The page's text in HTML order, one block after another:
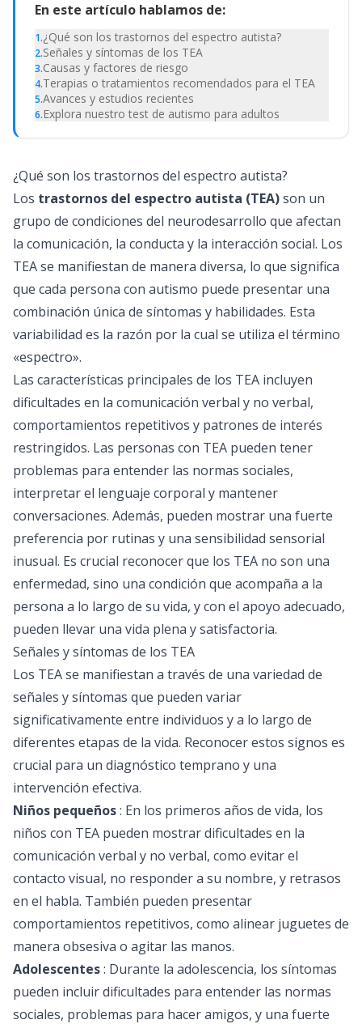
En este artículo hablamos de:
1.¿Qué son los trastornos del espectro autista?
2.Señales y síntomas de los TEA
3.Causas y factores de riesgo
4.Terapias o tratamientos recomendados para el TEA
5.Avances y estudios recientes
6.Explora nuestro test de autismo para adultos
¿Qué son los trastornos del espectro autista?
Los trastornos del espectro autista (TEA)son un
grupo de condiciones del neurodesarrollo que afectan
la comunicación, la conducta y la interacción social. Los
TEA se manifiestan de manera diversa, lo que significa
que cada persona con autismo puede presentar una
combinación única de síntomas y habilidades. Esta
variabilidad es la razón por la cual se utiliza el término
«espectro».
Las características principales de los TEA incluyen
dificultades en la comunicación verbal y no verbal,
comportamientos repetitivos y patrones de interés
restringidos. Las personas con TEA pueden tener
problemas para entender las normas sociales,
interpretar el lenguaje corporal y mantener
conversaciones. Además, pueden mostrar una fuerte
preferencia por rutinas y una sensibilidad sensorial
inusual. Es crucial reconocer que los TEA no son una
enfermedad, sino una condición que acompaña a la
persona a lo largo de su vida, y con el apoyo adecuado,
pueden llevar una vida plena y satisfactoria.
Señales y síntomas de los TEA
Los TEA se manifiestan a través de una variedad de
señales y síntomas que pueden variar
significativamente entre individuos y a lo largo de
diferentes etapas de la vida. Reconocer estos signos es
crucial para un diagnóstico temprano y una
intervención efectiva.
Niños pequeños: En los primeros años de vida, los
niños con TEA pueden mostrar dificultades en la
comunicación verbal y no verbal, como evitar el
contacto visual, no responder a su nombre, y retrasos
en el habla. También pueden presentar
comportamientos repetitivos, como alinear juguetes de
manera obsesiva o agitar las manos.
Adolescentes: Durante la adolescencia, los síntomas
pueden incluir dificultades para entender las normas
sociales, problemas para hacer amigos, y una fuerte